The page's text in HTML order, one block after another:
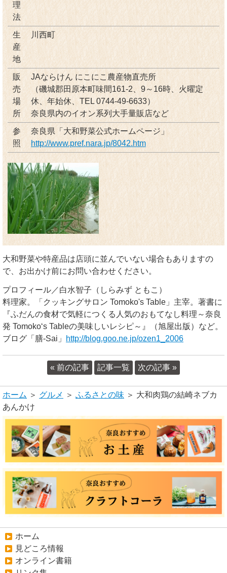
理
法
生
産
地
川西町
販
売
場
所
JAならけん にこにこ農産物直売所
（磯城郡田原本町味間161-2、9～16時、火曜定
休、年始休、TEL 0744-49-6633）
奈良県内のイオン系列大手量販店など
参
照
奈良県「大和野菜公式ホームページ」
http://www.pref.nara.jp/8042.htm
大和野菜や特産品は店頭に並んでいない場合もありますの
で、お出かけ前にお問い合わせください。
プロフィール／白水智子（しらみず ともこ）
料理家。「クッキングサロン Tomoko's Table」主宰。著書に
『ふだんの食材で気軽につくる人気のおもてなし料理～奈良
発 Tomoko‘s Tableの美味しいレシピ～』（旭屋出版）など。
ブログ「膳-Sai」
http://blog.goo.ne.jp/ozen1_2006
« 前の記事 記事一覧 次の記事 »
ホーム ＞ グルメ ＞ ふるさとの味 ＞ 大和肉鶏の結崎ネブカ
あんかけ
ホーム
見どころ情報
オンライン書籍